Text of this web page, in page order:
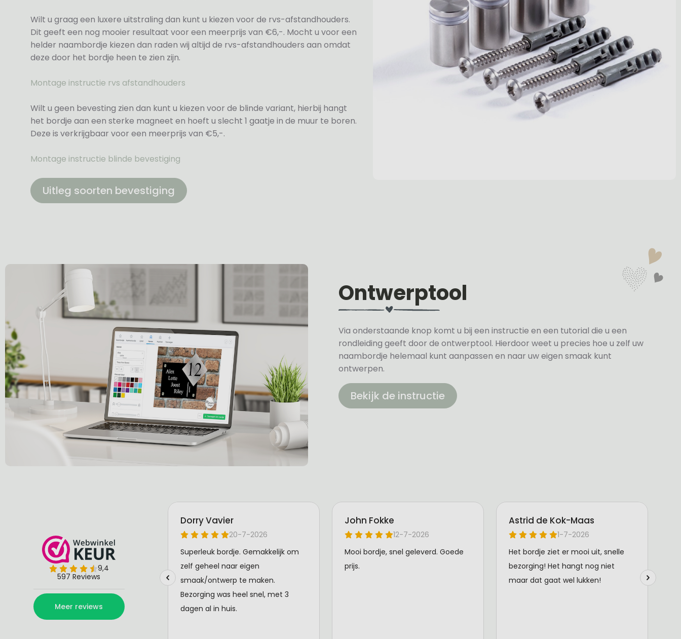
Wilt u graag een luxere uitstraling dan kunt u kiezen voor de rvs-afstandhouders.
Dit geeft een nog mooier resultaat voor een meerprijs van €6,-. Mocht u voor een
helder naambordje kiezen dan raden wij altijd de rvs-afstandhouders aan omdat
deze door het bordje heen te zien zijn.
Montage instructie rvs afstandhouders
Wilt u geen bevesting zien dan kunt u kiezen voor de blinde variant, hierbij hangt
het bordje aan een sterke magneet en hoeft u slecht 1 gaatje in de muur te boren.
Deze is verkrijgbaar voor een meerprijs van €5,-.
Montage instructie blinde bevestiging
Uitleg soorten bevestiging
Ontwerptool
Via onderstaande knop komt u bij een instructie en een tutorial die u een
rondleiding geeft door de ontwerptool. Hierdoor weet u precies hoe u zelf uw
naambordje helemaal kunt aanpassen en naar uw eigen smaak kunt
ontwerpen.
Bekijk de instructie